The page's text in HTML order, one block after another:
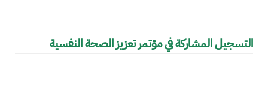
التسجيل المشاركة في مؤتمر تعزيز الصحة النفسية